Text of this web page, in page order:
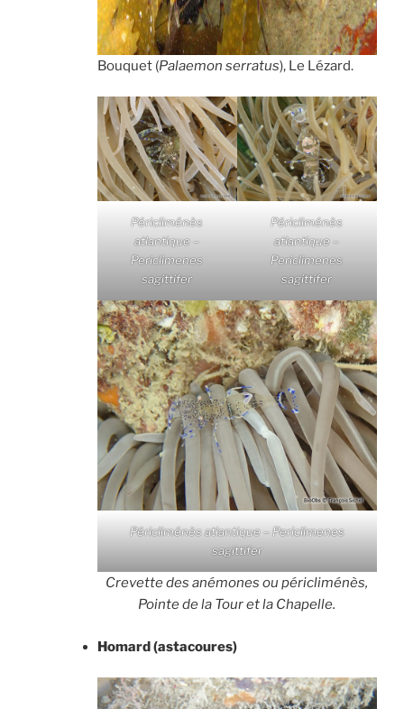
Bouquet (Palaemon serratus), Le Lézard.
Péricliménès
atlantique –
Periclimenes
sagittifer
Péricliménès
atlantique –
Periclimenes
sagittifer
Péricliménès atlantique – Periclimenes
sagittifer
Crevette des anémones ou péricliménès,
Pointe de la Tour et la Chapelle.
Homard (astacoures)